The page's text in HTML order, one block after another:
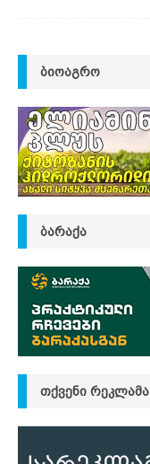
ᲑᲘᲝᲐᲒᲠᲝ
ᲑᲐᲠᲐᲥᲐ
ᲗᲥᲕᲔᲜᲘ ᲠᲔᲙᲚᲐᲛᲐ